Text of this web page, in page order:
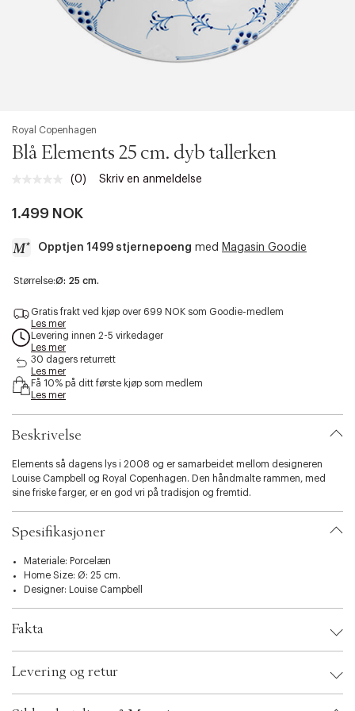
Royal Copenhagen
Blå Elements 25 cm. dyb tallerken
Ingen
Samme
(0) Skriv en anmeldelse
1.499 NOK
Opptjen 1499 stjernepoeng med Magasin Goodie
a
c
s
b
i
t
.
v
a
r
i
a
.
s
l
e
t
Størrelse:Ø: 25 cm.
Gratis frakt ved kjøp over 699 NOK som Goodie-medlem
Les mer
Levering innen 2-5 virkedager
Les mer
30 dagers returrett
Les mer
Få 10% på ditt første kjøp som medlem
Les mer
Beskrivelse
Elements så dagens lys i 2008 og er samarbeidet mellom designeren
Louise Campbell og Royal Copenhagen. Den håndmalte rammen, med
sine friske farger, er en god vri på tradisjon og fremtid.
Spesifikasjoner
Materiale: Porcelæn
Home Size: Ø: 25 cm.
Designer:
Louise Campbell
Fakta
EAN: 5705140706403
Levering og retur